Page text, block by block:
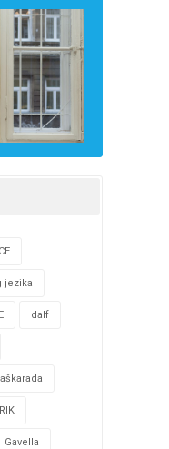
jezika
dalf
Gavella